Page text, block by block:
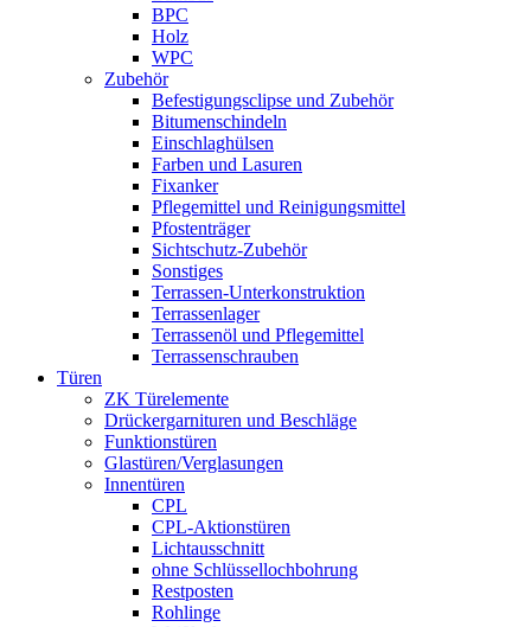
BPC
Holz
WPC
Zubehör
Befestigungsclipse und Zubehör
Bitumenschindeln
Einschlaghülsen
Farben und Lasuren
Fixanker
Pflegemittel und Reinigungsmittel
Pfostenträger
Sichtschutz-Zubehör
Sonstiges
Terrassen-Unterkonstruktion
Terrassenlager
Terrassenöl und Pflegemittel
Terrassenschrauben
Türen
ZK Türelemente
Drückergarnituren und Beschläge
Funktionstüren
Glastüren/Verglasungen
Innentüren
CPL
CPL-Aktionstüren
Lichtausschnitt
ohne Schlüssellochbohrung
Restposten
Rohlinge